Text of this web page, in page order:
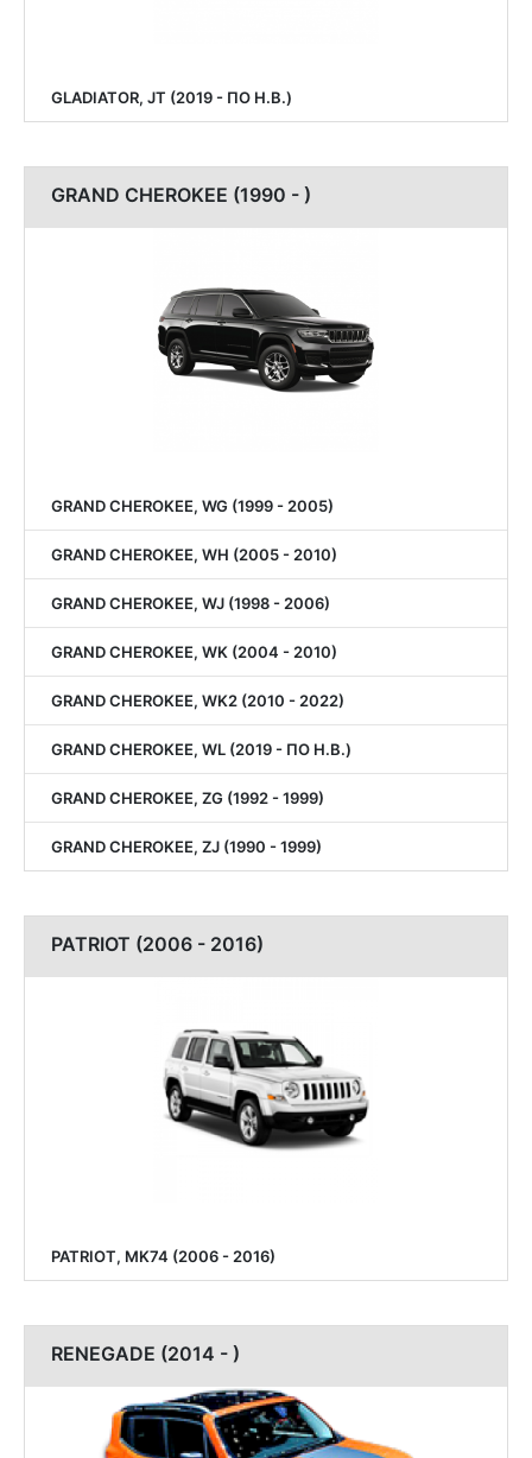
GLADIATOR, JT (2019 - ПО Н.В.)
GRAND CHEROKEE (1990 - )
GRAND CHEROKEE, WG (1999 - 2005)
GRAND CHEROKEE, WH (2005 - 2010)
GRAND CHEROKEE, WJ (1998 - 2006)
GRAND CHEROKEE, WK (2004 - 2010)
GRAND CHEROKEE, WK2 (2010 - 2022)
GRAND CHEROKEE, WL (2019 - ПО Н.В.)
GRAND CHEROKEE, ZG (1992 - 1999)
GRAND CHEROKEE, ZJ (1990 - 1999)
PATRIOT (2006 - 2016)
PATRIOT, MK74 (2006 - 2016)
RENEGADE (2014 - )